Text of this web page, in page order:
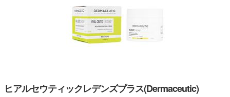
ヒアルセウティックレデンズプラス(Dermaceutic)